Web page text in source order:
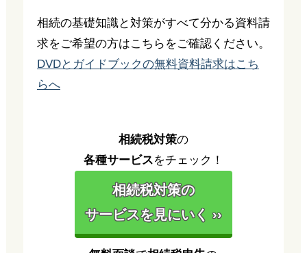
相続の基礎知識と対策がすべて分かる資料請
求をご希望の方はこちらをご確認ください。
DVDとガイドブックの無料資料請求はこち
らへ
相続税対策の
各種サービスをチェック！
相続税対策の
サービスを見にいく ››